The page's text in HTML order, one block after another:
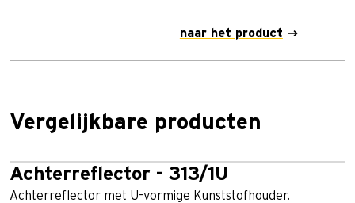
naar het product
Vergelijkbare producten
Achterreflector - 313/1U
Achterreflector met U-vormige Kunststofhouder.